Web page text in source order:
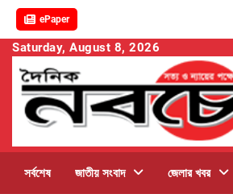
ePaper
Skip
content
Saturday, August 8, 2026
সর্বশেষ জাতীয় সংবাদ জেলার খবর